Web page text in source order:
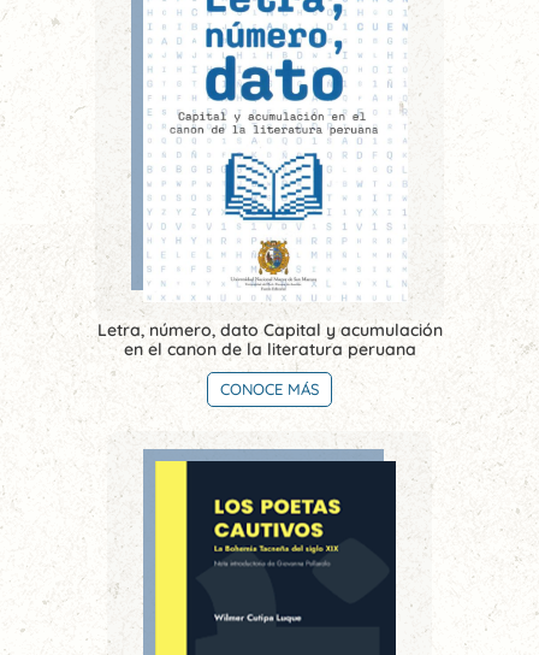
Letra, número, dato Capital y acumulación
en el canon de la literatura peruana
CONOCE MÁS